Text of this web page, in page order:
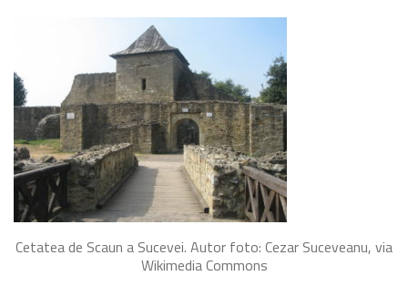
Cetatea de Scaun a Sucevei. Autor foto: Cezar Suceveanu, via
Wikimedia Commons